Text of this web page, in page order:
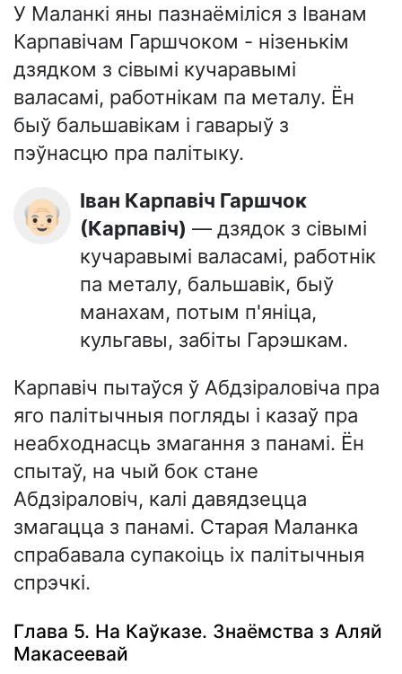
У Маланкі яны пазнаёміліся з Іванам
Карпавічам Гаршчоком - нізенькім
дзядком з сівымі кучаравымі
валасамі, работнікам па металу. Ён
быў бальшавікам і гаварыў з
пэўнасцю пра палітыку.
👴🏻
Іван Карпавіч Гаршчок
(Карпавіч) — дзядок з сівымі
кучаравымі валасамі, работнік
па металу, бальшавік, быў
манахам, потым п'яніца,
кульгавы, забіты Гарэшкам.
Карпавіч пытаўся ў Абдзіраловіча пра
яго палітычныя погляды і казаў пра
неабходнасць змагання з панамі. Ён
спытаў, на чый бок стане
Абдзіраловіч, калі давядзецца
змагацца з панамі. Старая Маланка
спрабавала супакоіць іх палітычныя
спрэчкі.
Глава 5. На Каўказе. Знаёмства з Аляй
Макасеевай